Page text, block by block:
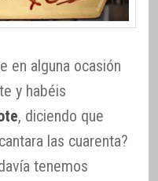
en alguna ocasión
y habéis
, diciendo que
las cuarenta?
tenemos